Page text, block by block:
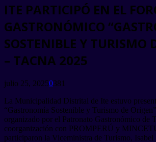
ITE PARTICIPÓ EN EL
GASTRONÓMICO
SOSTENIBLE Y TURISMO
– TACNA 2025
julio 25, 20250381
La Municipalidad Distrital de Ite estuvo
“Gastronomía Sostenible y Turismo de
organizado por el Patronato Gastronómico de
coorganización con PROMPERÚ y
participaron la Viceministra de Turismo,